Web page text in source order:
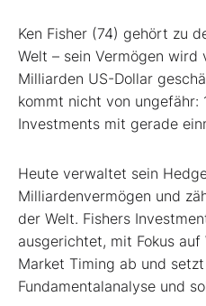
Ken Fisher (74) gehört zu
Welt – sein Vermögen wird
Milliarden US-Dollar
kommt nicht von ungefähr:
Investments mit gerade
Heute verwaltet sein
Milliardenvermögen und
der Welt. Fishers
ausgerichtet, mit Fokus
Market Timing ab und
Fundamentalanalyse und